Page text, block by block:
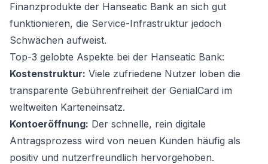
Finanzprodukte der Hanseatic Bank an sich gut
funktionieren, die Service-Infrastruktur jedoch
Schwächen aufweist.
Top-3 gelobte Aspekte bei der Hanseatic Bank:
Kostenstruktur: Viele zufriedene Nutzer loben die
transparente Gebührenfreiheit der GenialCard im
weltweiten Karteneinsatz.
Kontoeröffnung: Der schnelle, rein digitale
Antragsprozess wird von neuen Kunden häufig als
positiv und nutzerfreundlich hervorgehoben.